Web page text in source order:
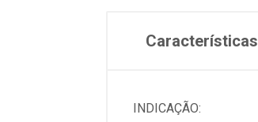
Características
INDICAÇÃO: